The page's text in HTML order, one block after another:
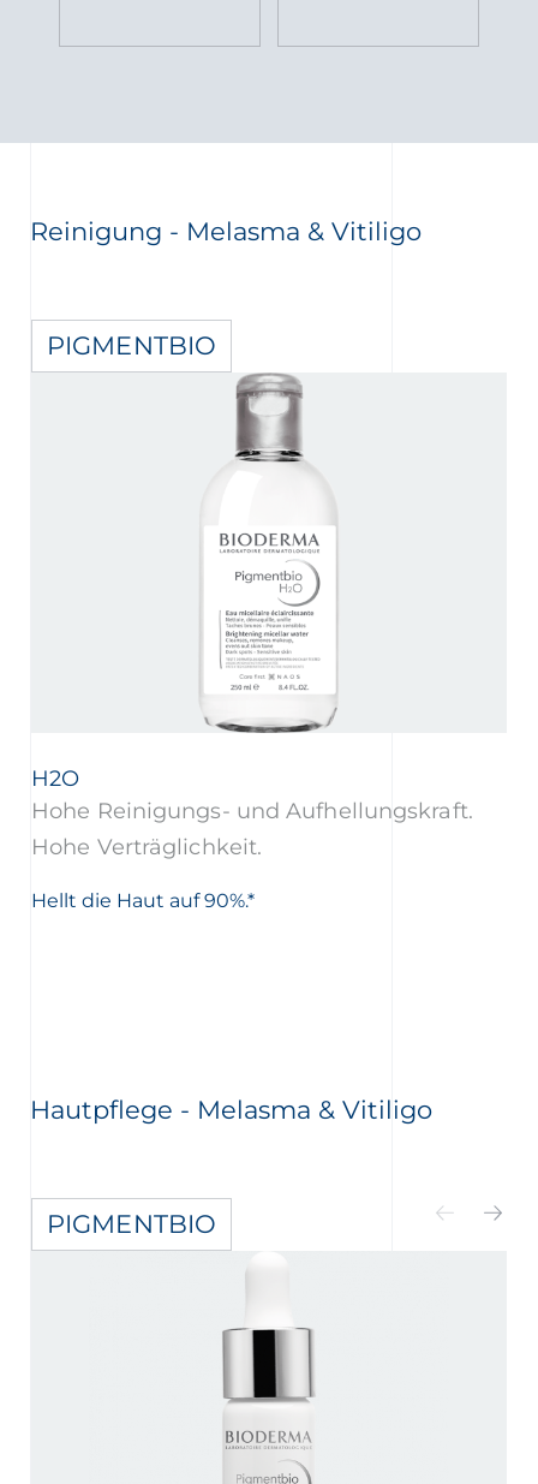
Reinigung - Melasma & Vitiligo
PIGMENTBIO
H2O
Hohe Reinigungs- und Aufhellungskraft.
Hohe Verträglichkeit.
Hellt die Haut auf 90%.*
Hautpflege - Melasma & Vitiligo
PIGMENTBIO